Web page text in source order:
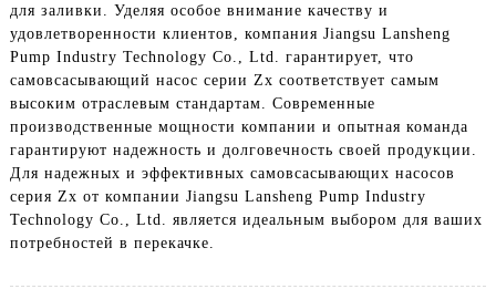
для заливки. Уделяя особое внимание качеству и
удовлетворенности клиентов, компания Jiangsu Lansheng
Pump Industry Technology Co., Ltd. гарантирует, что
самовсасывающий насос серии Zx соответствует самым
высоким отраслевым стандартам. Современные
производственные мощности компании и опытная команда
гарантируют надежность и долговечность своей продукции.
Для надежных и эффективных самовсасывающих насосов
серия Zx от компании Jiangsu Lansheng Pump Industry
Technology Co., Ltd. является идеальным выбором для ваших
потребностей в перекачке.